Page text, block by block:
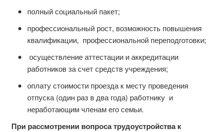
полный социальный пакет;
профессиональный рост, возможность повышения
квалификации, профессиональной переподготовки;
осуществление аттестации и аккредитации
работников за счет средств учреждения;
оплату стоимости проезда к месту проведения
отпуска (один раз в два года) работнику и
неработающим членам его семьи.
При рассмотрении вопроса трудоустройства к